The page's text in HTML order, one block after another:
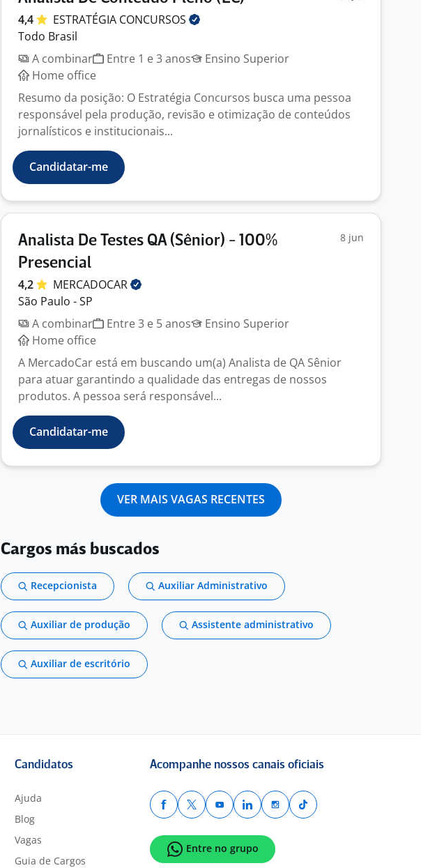
4,4 ESTRATÉGIA CONCURSOS
Todo Brasil
A combinar
Entre 1 e 3 anos
Ensino Superior
Home office
Resumo da posição: O Estratégia Concursos busca uma pessoa
responsável pela produção, revisão e otimização de conteúdos
jornalísticos e institucionais...
Candidatar-me
Analista De Testes QA (Sênior) - 100%
Presencial
8 jun
4,2
MERCADOCAR
São Paulo - SP
A combinar
Entre 3 e 5 anos
Ensino Superior
Home office
A MercadoCar está em buscando um(a) Analista de QA Sênior
para atuar garantindo a qualidade das entregas de nossos
produtos. A pessoa será responsável...
Candidatar-me
VER MAIS VAGAS RECENTES
Cargos más buscados
Recepcionista Auxiliar Administrativo
Auxiliar de produção Assistente administrativo
Auxiliar de escritório
Candidatos
Ajuda
Blog
Vagas
Guia de Cargos
Acompanhe nossos canais oficiais
Entre no grupo